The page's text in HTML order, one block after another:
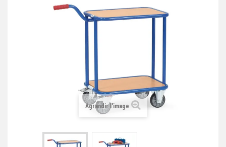
ROULEUR ET PLATEAU ROULANT
ACCESSOIRES ET COMPLÉMENTS
Agrandir l'image